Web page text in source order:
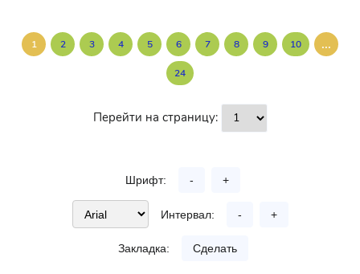
1 2 3 4 5 6 7 8 9 10 ...
24
Перейти на страницу:
Шрифт: - +
Интервал: - +
Закладка: Сделать